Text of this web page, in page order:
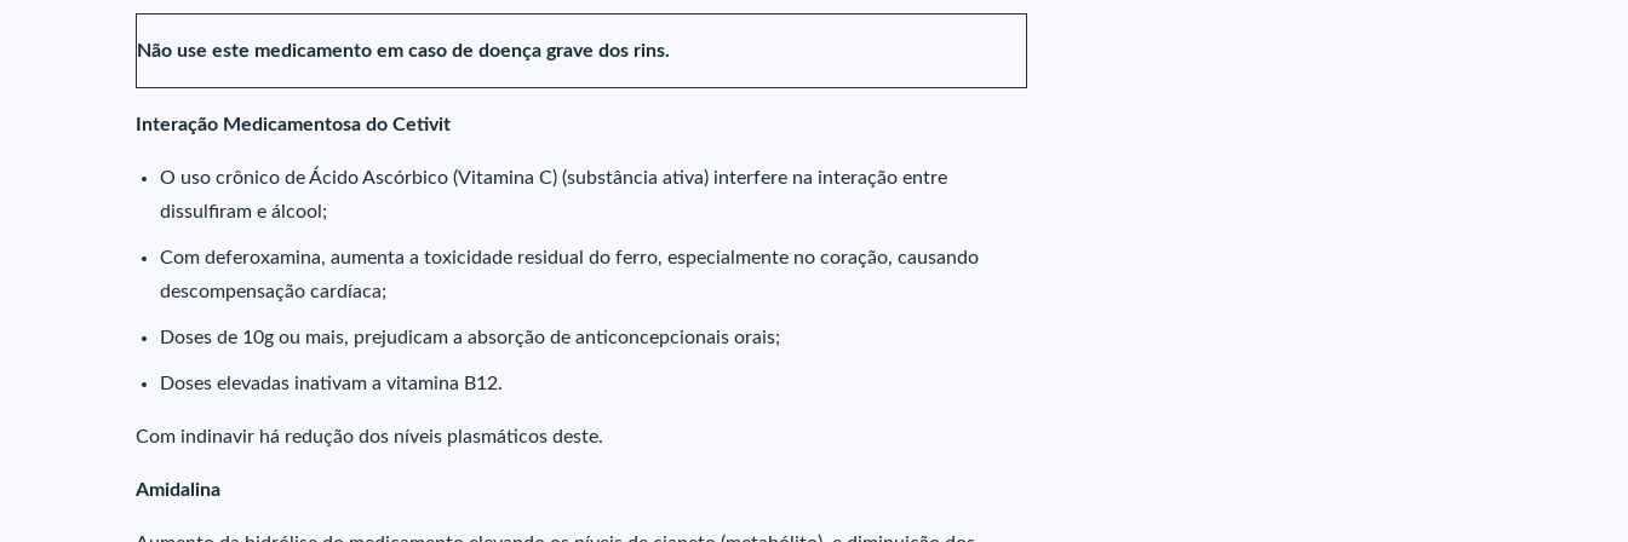
Não use este medicamento em caso de doença grave dos rins.
Interação Medicamentosa do Cetivit
O uso crônico de Ácido Ascórbico (Vitamina C) (substância ativa) interfere na interação entre
dissulfiram e álcool;
Com deferoxamina, aumenta a toxicidade residual do ferro, especialmente no coração, causando
descompensação cardíaca;
Doses de 10g ou mais, prejudicam a absorção de anticoncepcionais orais;
Doses elevadas inativam a vitamina B12.
Com indinavir há redução dos níveis plasmáticos deste.
Amidalina